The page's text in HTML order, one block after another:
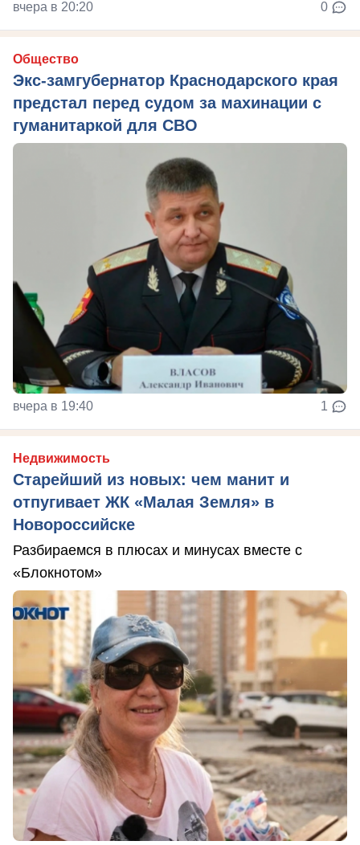
вчера в 20:20 0
Общество
Экс-замгубернатор Краснодарского края
предстал перед судом за махинации с
гуманитаркой для СВО
вчера в 19:40 1
Недвижимость
Старейший из новых: чем манит и
отпугивает ЖК «Малая Земля» в
Новороссийске
Разбираемся в плюсах и минусах вместе с
«Блокнотом»